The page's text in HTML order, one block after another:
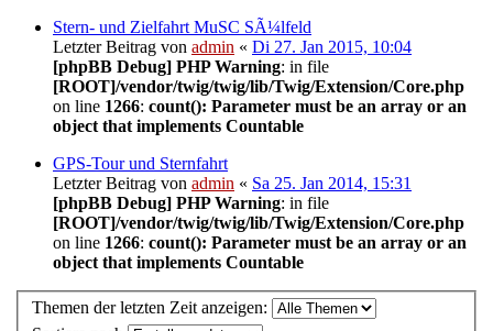
Stern- und Zielfahrt MuSC SÃ¼lfeld
Letzter Beitrag von admin « Di 27. Jan 2015, 10:04
[phpBB Debug] PHP Warning: in file
[ROOT]/vendor/twig/twig/lib/Twig/Extension/Core.php
on line 1266: count(): Parameter must be an array or an
object that implements Countable
GPS-Tour und Sternfahrt
Letzter Beitrag von admin « Sa 25. Jan 2014, 15:31
[phpBB Debug] PHP Warning: in file
[ROOT]/vendor/twig/twig/lib/Twig/Extension/Core.php
on line 1266: count(): Parameter must be an array or an
object that implements Countable
Themen der letzten Zeit anzeigen: